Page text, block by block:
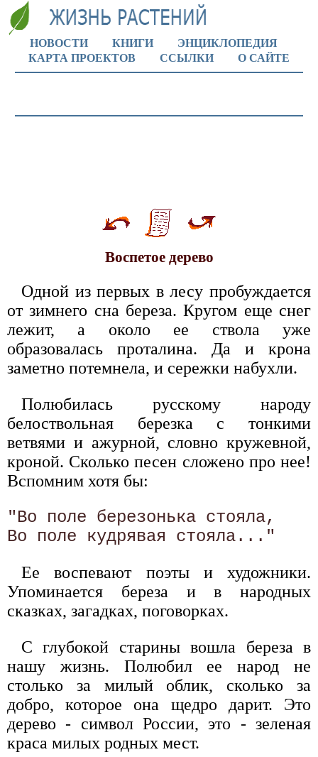
НОВОСТИ КНИГИ
ЭНЦИКЛОПЕДИЯ
КАРТА ПРОЕКТОВ
ССЫЛКИ О САЙТЕ
Воспетое дерево
Одной из первых в лесу пробуждается
от зимнего сна береза. Кругом еще снег
лежит, а около ее ствола уже
образовалась проталина. Да и крона
заметно потемнела, и сережки набухли.
Полюбилась русскому народу
белоствольная березка с тонкими
ветвями и ажурной, словно кружевной,
кроной. Сколько песен сложено про нее!
Вспомним хотя бы:
"Во поле березонька стояла,
Ее воспевают поэты и художники.
Упоминается береза и в народных
сказках, загадках, поговорках.
С глубокой старины вошла береза в
нашу жизнь. Полюбил ее народ не
столько за милый облик, сколько за
добро, которое она щедро дарит. Это
дерево - символ России, это - зеленая
краса милых родных мест.